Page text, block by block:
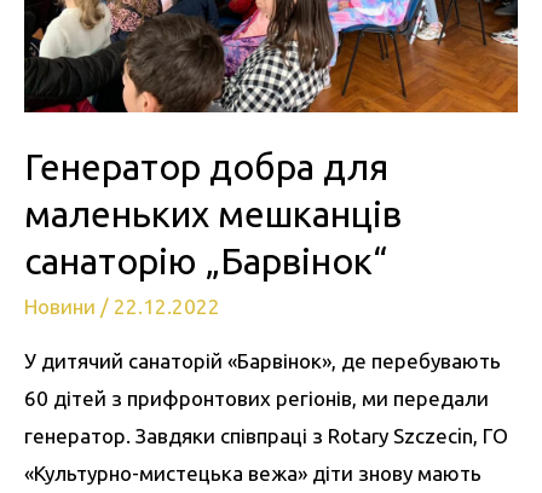
Генератор добра для
маленьких мешканців
санаторію „Барвінок“
Новини / 22.12.2022
У дитячий санаторій «Барвінок», де перебувають
60 дітей з прифронтових регіонів, ми передали
генератор. Завдяки співпраці з Rotary Szczecin, ГО
«Культурно-мистецька вежа» діти знову мають